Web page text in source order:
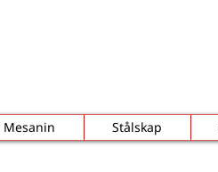
Mesanin Stålskap